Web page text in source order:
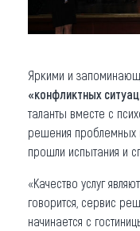
Яркими и
«конфликтных
таланты вместе с
решения проблемных
прошли испытания и
«Качество услуг
говорится, сервис
начинается с